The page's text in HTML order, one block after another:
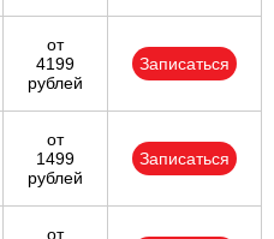
от
4199
рублей
Записаться
от
1499
рублей
Записаться
от